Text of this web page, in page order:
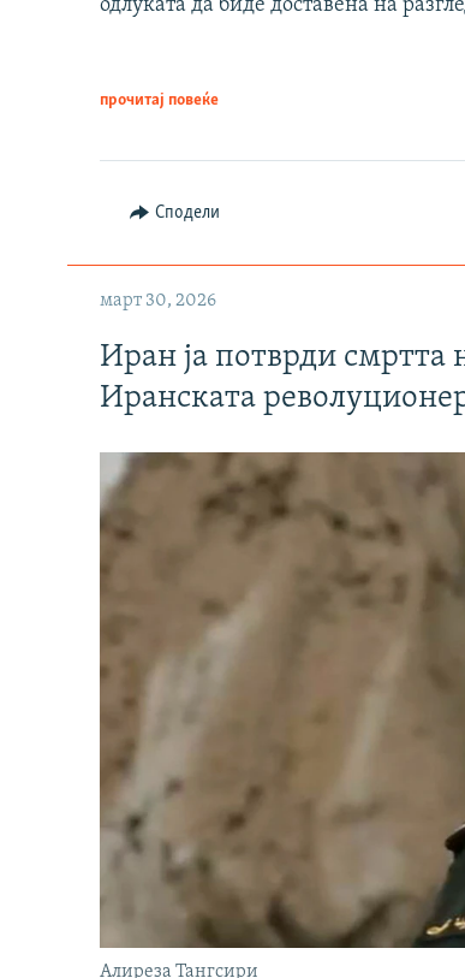
одлуката да биде доставена на
прочитај повеќе
Сподели
март 30, 2026
Иран ја потврди
Иранската
Алиреза Тангсири